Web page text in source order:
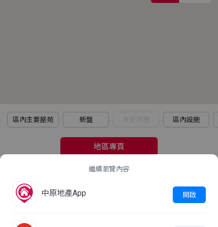
區內主要屋苑 新盤 區內設施
地區專頁
2021年人口普查
這屋苑平均家庭住戶每月收入是多少？
立即查看
繼續瀏覽內容
中原地產App 開啟